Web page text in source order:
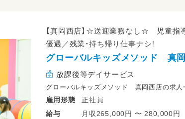
【真岡西店】☆送迎業務なし☆ 児童指
優遇／残業・持ち帰り仕事ナシ！
グローバルキッズメソッド 真
放課後等デイサービス
グローバルキッズメソッド 真岡西店の求人
雇用形態
正社員
給与
月収265,000円 〜 280,000円